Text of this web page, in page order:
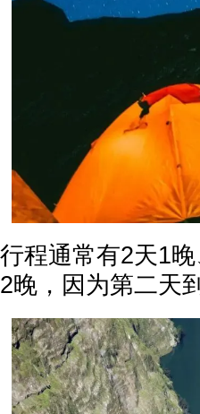
行程通常有2天1
2晚，因为第二天